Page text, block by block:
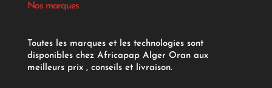
Nos marques
Toutes les marques et les technologies sont
disponibles chez Africapap Alger Oran aux
meilleurs prix , conseils et livraison.